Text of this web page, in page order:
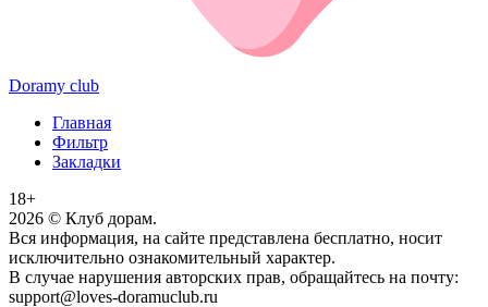
Doramy club
Главная
Фильтр
Закладки
18+
2026 © Клуб дорам.
Вся информация, на сайте представлена бесплатно, носит
исключительно ознакомительный характер.
В случае нарушения авторских прав, обращайтесь на почту:
support@loves-doramuclub.ru